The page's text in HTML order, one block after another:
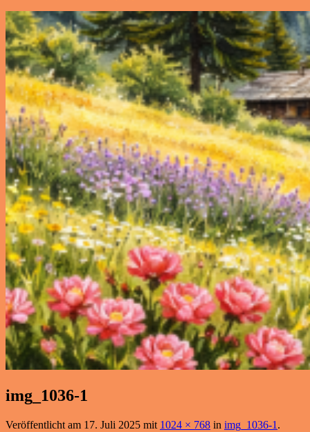
img_1036-1
Veröffentlicht am 17. Juli 2025 mit 1024 × 768 in img_1036-1 .